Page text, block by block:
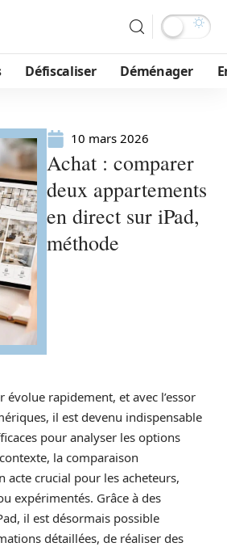
Défiscaliser Déménager
10 mars 2026
Achat : comparer
deux appartements
en direct sur iPad,
méthode
rapidement, et avec l’essor
il est devenu indispensable
pour analyser les options
la comparaison
acte crucial pour les acheteurs,
expérimentés. Grâce à des
il est désormais possible
détaillées, de réaliser des